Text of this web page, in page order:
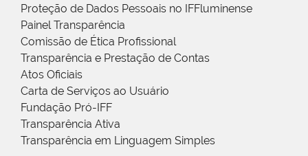
Proteção de Dados Pessoais no IFFluminense
Painel Transparência
Comissão de Ética Profissional
Transparência e Prestação de Contas
Atos Oficiais
Carta de Serviços ao Usuário
Fundação Pró-IFF
Transparência Ativa
Transparência em Linguagem Simples